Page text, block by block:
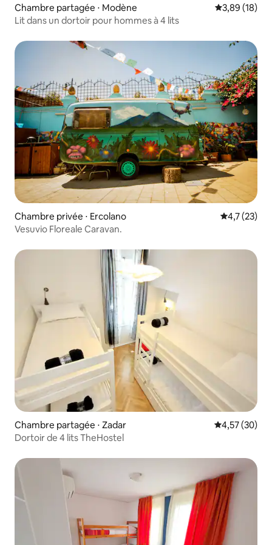
Chambre partagée ⋅ Modène Évaluation
3,89 (18)
Lit dans un dortoir pour hommes à 4 lits
Chambre privée ⋅ Ercolano Évaluation
4,7 (23)
Vesuvio Floreale Caravan.
Chambre partagée ⋅ Zadar Évaluation
4,57 (30)
Dortoir de 4 lits TheHostel